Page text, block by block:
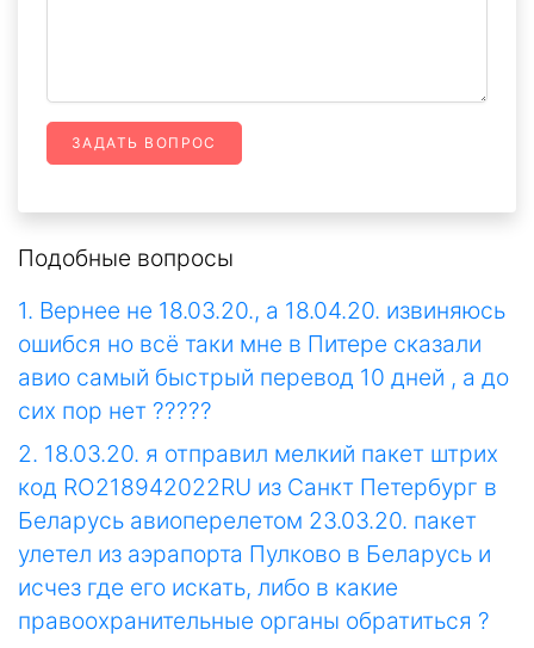
ЗАДАТЬ ВОПРОС
Подобные вопросы
1. Вернее не 18.03.20., а 18.04.20. извиняюсь
ошибся но всё таки мне в Питере сказали
авио самый быстрый перевод 10 дней , а до
сих пор нет ?????
2. 18.03.20. я отправил мелкий пакет штрих
код RO218942022RU из Санкт Петербург в
Беларусь авиоперелетом 23.03.20. пакет
улетел из аэрапорта Пулково в Беларусь и
исчез где его искать, либо в какие
правоохранительные органы обратиться ?